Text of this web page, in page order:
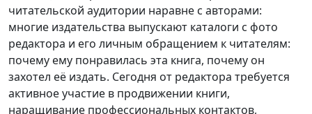
читательской аудитории наравне с авторами:
многие издательства выпускают каталоги с фото
редактора и его личным обращением к читателям:
почему ему понравилась эта книга, почему он
захотел её издать. Сегодня от редактора требуется
активное участие в продвижении книги,
наращивание профессиональных контактов,